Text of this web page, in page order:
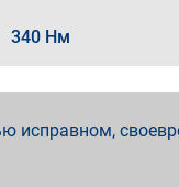
340 Нм
исправном,